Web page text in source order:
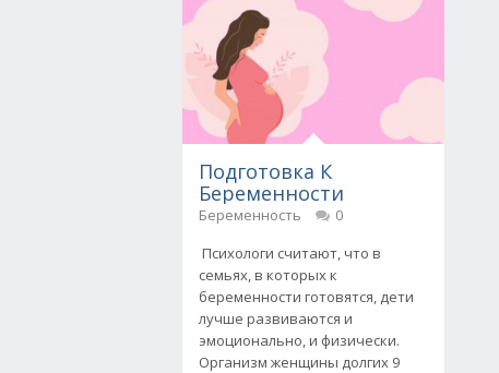
Подготовка К
Беременности
Беременность
0
Психологи считают, что в
семьях, в которых к
беременности готовятся, дети
лучше развиваются и
эмоционально, и физически.
Организм женщины долгих 9